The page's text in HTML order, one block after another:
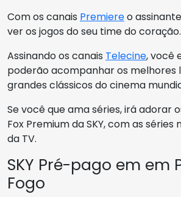
Com os canais Premiereo
ver os jogos do seu time do coração.
Assinando os canais Telecine, você
poderão acompanhar os melhores
grandes clássicos do cinema
Se você que ama séries, irá adorar
Fox Premium da SKY, com as séries
da TV.
SKY Pré-pago em em
Fogo